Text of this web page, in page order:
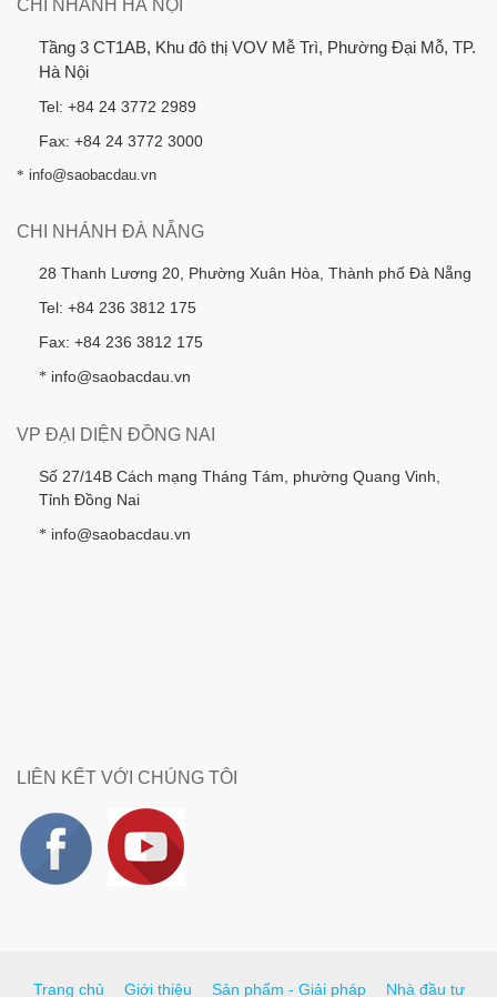
CHI NHÁNH HÀ NỘI
Tầng 3 CT1AB, Khu đô thị VOV Mễ Trì, Phường Đại Mỗ, TP.
Hà Nội
Tel: +84 24 3772 2989
Fax: +84 24 3772 3000
* info@saobacdau.vn
CHI NHÁNH ĐÀ NẴNG
28 Thanh Lương 20, Phường Xuân Hòa, Thành phố Đà Nẵng
Tel: +84 236 3812 175
Fax: +84 236 3812 175
* info@saobacdau.vn
VP ĐẠI DIỆN ĐỒNG NAI
Số 27/14B Cách mạng Tháng Tám, phường Quang Vinh,
Tỉnh Đồng Nai
* info@saobacdau.vn
LIÊN KẾT VỚI CHÚNG TÔI
Trang chủ Giới thiệu Sản phẩm - Giải pháp Nhà đầu tư